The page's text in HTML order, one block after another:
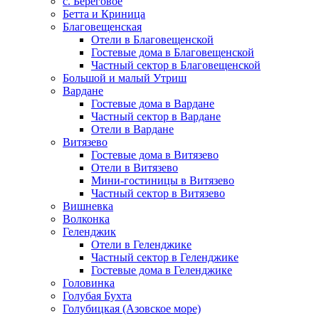
Бетта и Криница
Благовещенская
Отели в Благовещенской
Гостевые дома в Благовещенской
Частный сектор в Благовещенской
Большой и малый Утриш
Вардане
Гостевые дома в Вардане
Частный сектор в Вардане
Отели в Вардане
Витязево
Гостевые дома в Витязево
Отели в Витязево
Мини-гостиницы в Витязево
Частный сектор в Витязево
Вишневка
Волконка
Геленджик
Отели в Геленджике
Частный сектор в Геленджике
Гостевые дома в Геленджике
Головинка
Голубая Бухта
Голубицкая (Азовское море)